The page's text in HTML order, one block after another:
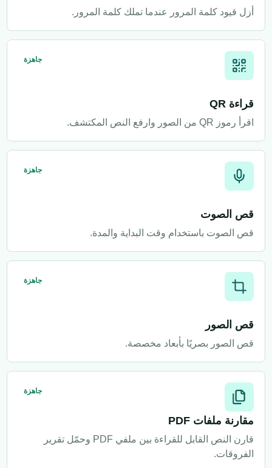
أزل قيود كلمة المرور عندما تملك كلمة المرور.
جاهزة
قراءة QR
اقرأ رموز QR من الصور وارفع النص المكتشف.
جاهزة
قص الصوت
قص الصوت باستخدام وقت البداية والمدة.
جاهزة
قص الصور
قص الصور بصريًا بأبعاد مخصصة.
جاهزة
مقارنة ملفات PDF
قارن النص القابل للقراءة بين ملفي PDF وحمّل تقرير
الفروقات.